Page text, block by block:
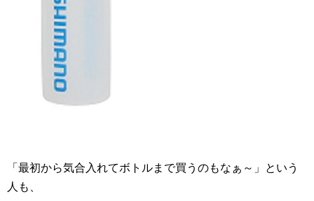
「最初から気合入れてボトルまで買うのもなぁ～」という
人も、